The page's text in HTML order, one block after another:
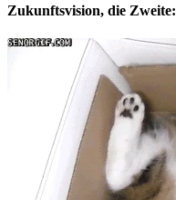
Zukunftsvision, die Zweite: